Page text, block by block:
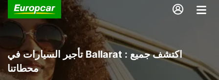
تأجير السيارات في Ballarat : اكتشف جميع
محطاتنا